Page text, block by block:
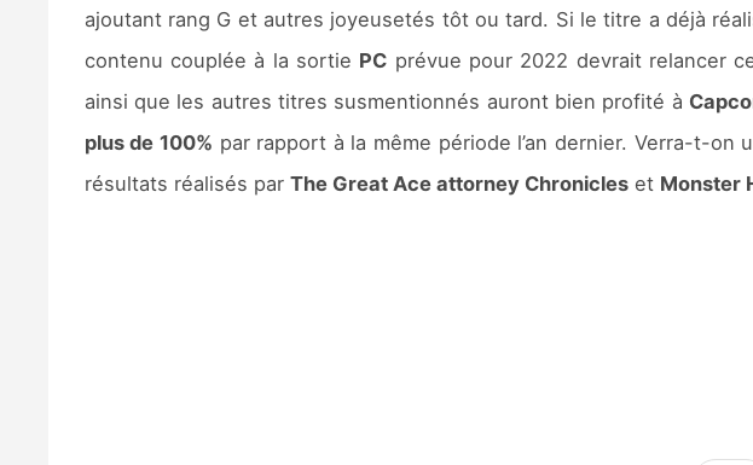
ajoutant rang G et autres joyeusetés tôt ou tard. Si le titre a déjà
contenu couplée à la sortie PC prévue pour 2022 devrait relancer
ainsi que les autres titres susmentionnés auront bien profité à
plus de 100% par rapport à la même période l’an dernier. Verra-t-
résultats réalisés par The Great Ace attorney Chronicleset Monster